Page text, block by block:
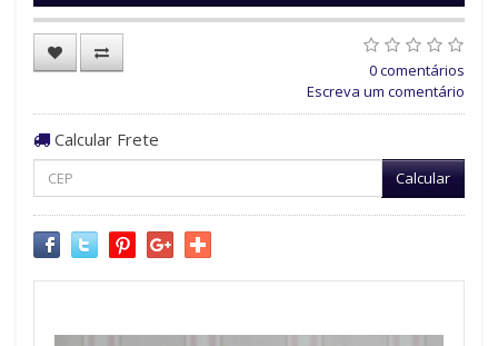
0 comentários
Escreva um comentário
Calcular Frete
Calcular